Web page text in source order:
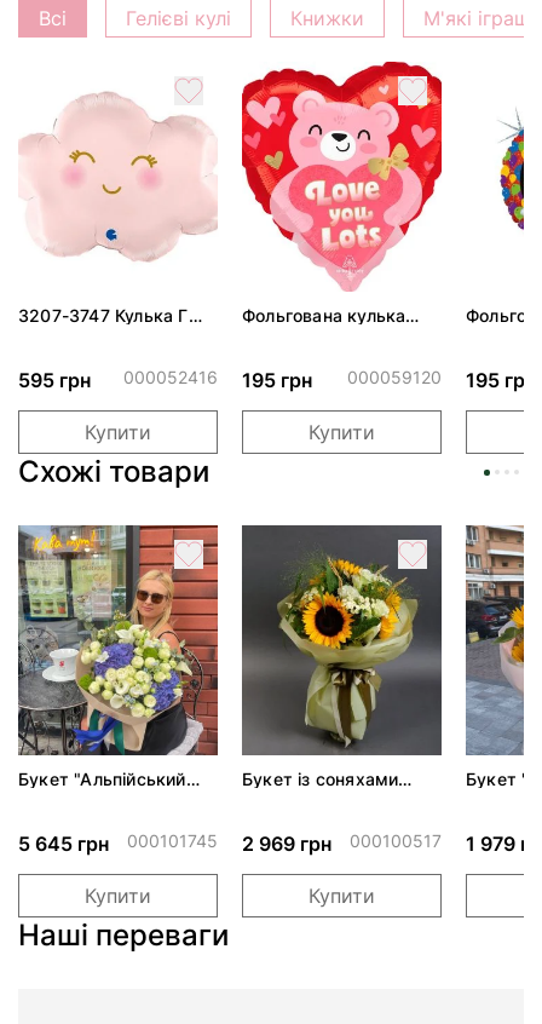
Всі Гелієві кулі Книжки М'які
3207-3747 Кулька Г
595 грн 000052416
Купити
Фольгована кулька
195 грн 000059120
Купити
195 грн
Схожі товари
Букет "Альпійський
5 645 грн 000101745
Купити
Букет із соняхами
2 969 грн 000100517
Купити
Букет
1 979
Наші переваги